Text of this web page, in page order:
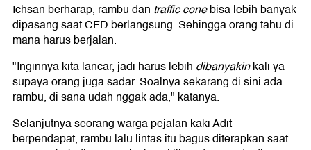
Ichsan berharap, rambu dan traffic conebisa lebih banyak
dipasang saat CFD berlangsung. Sehingga orang tahu di
mana harus berjalan.
"Inginnya kita lancar, jadi harus lebih dibanyakinkali ya
supaya orang juga sadar. Soalnya sekarang di sini ada
rambu, di sana udah nggak ada," katanya.
Selanjutnya seorang warga pejalan kaki Adit
berpendapat, rambu lalu lintas itu bagus diterapkan saat